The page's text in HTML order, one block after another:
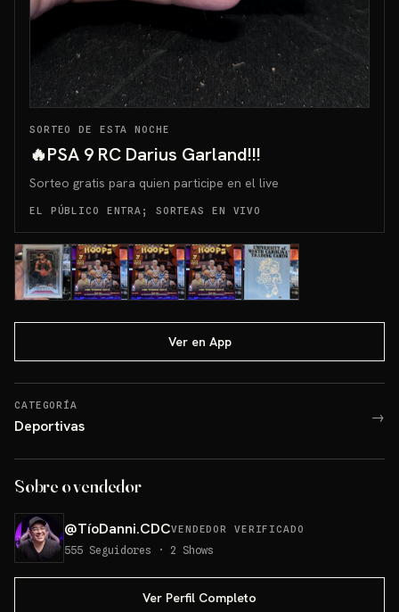
SORTEO DE ESTA NOCHE
🔥PSA 9 RC Darius Garland!!!
Sorteo gratis para quien participe en el live
EL PÚBLICO ENTRA; SORTEAS EN VIVO
Ver en App
CATEGORÍA
Deportivas →
Sobre o vendedor
@TíoDanni.CDCVENDEDOR VERIFICADO
555 Seguidores · 2 Shows
Ver Perfil Completo